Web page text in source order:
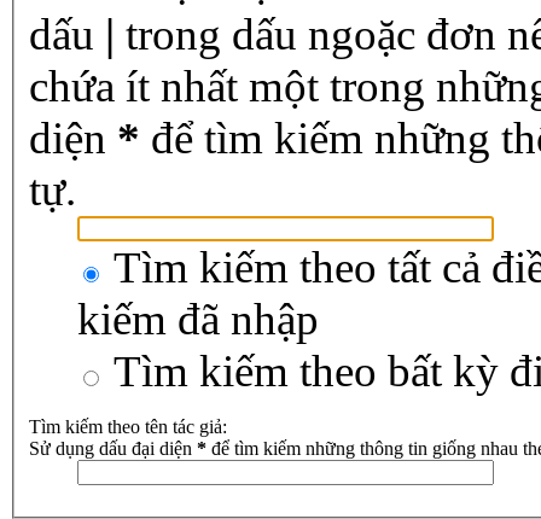
dấu | trong dấu ngoặc đơn
chứa ít nhất một trong
diện * để tìm kiếm những
tự.
Tìm kiếm theo tất cả
kiếm đã nhập
Tìm kiếm theo bất kỳ
Tìm kiếm theo tên tác giả:
Sử dụng dấu đại diện * để tìm kiếm những thông tin giống nhau